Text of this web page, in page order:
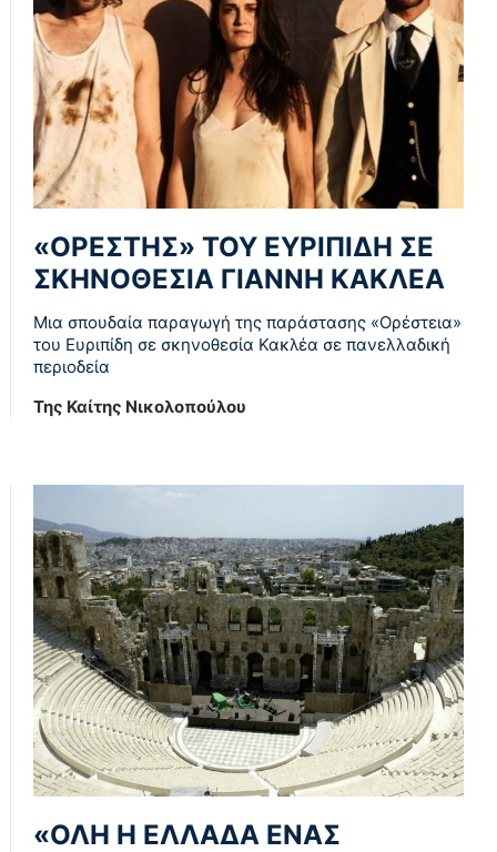
«ΟΡΕΣΤΗΣ» ΤΟΥ ΕΥΡΙΠΙΔΗ ΣΕ
ΣΚΗΝΟΘΕΣΙΑ ΓΙΑΝΝΗ ΚΑΚΛΕΑ
Μια σπουδαία παραγωγή της παράστασης «Ορέστεια»
του Ευριπίδη σε σκηνοθεσία Κακλέα σε πανελλαδική
περιοδεία
Της Καίτης Νικολοπούλου
«ΟΛΗ Η ΕΛΛΑΔΑ ΕΝΑΣ